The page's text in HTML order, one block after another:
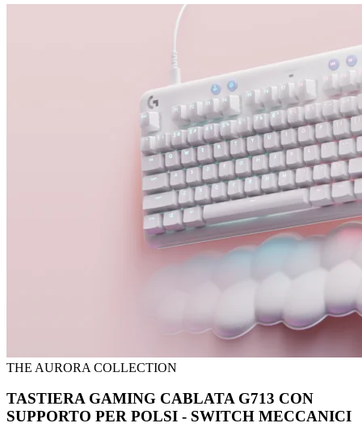
THE AURORA COLLECTION
TASTIERA GAMING CABLATA G713 CON
SUPPORTO PER POLSI - SWITCH MECCANICI